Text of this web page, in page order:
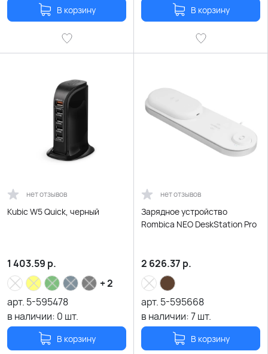
В корзину В корзину
нет отзывов
Kubic W5 Quick, черный
1 403.59 р.
+ 2
арт. 5-595478
в наличии: 0 шт.
В корзину
нет отзывов
Зарядное устройство
Rombica NEO DeskStation Pro
2 626.37 р.
арт. 5-595668
в наличии:7шт.
В корзину